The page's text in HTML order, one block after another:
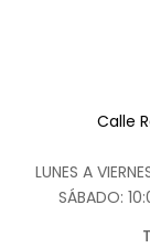
Calle
LUNES A
SÁBADO: